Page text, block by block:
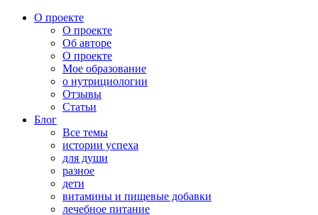
О проекте
О проекте
Об авторе
О проекте
Мое образование
о нутрициологии
Отзывы
Статьи
Блог
Все темы
истории успеха
для души
разное
дети
витамины и пищевые добавки
лечебное питание